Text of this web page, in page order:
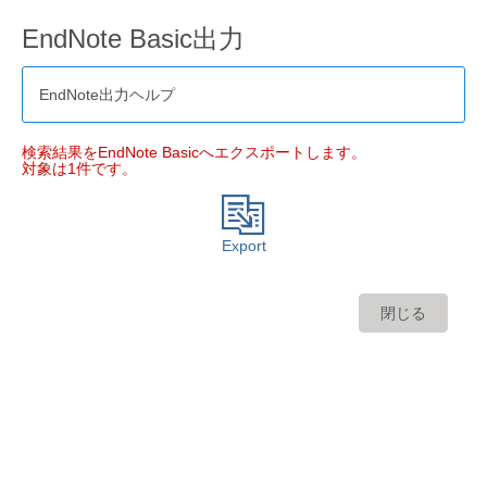
EndNote Basic出力
EndNote出力ヘルプ
検索結果をEndNote Basicへエクスポートします。
対象は1件です。
Export